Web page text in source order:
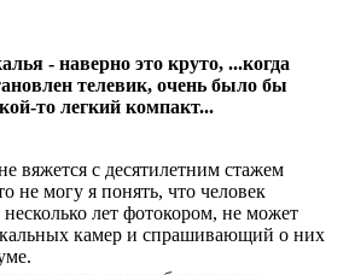
- наверно это круто, ...когда
телевик, очень было бы
то легкий компакт...
вяжется с десятилетним стажем
могу я понять, что человек
лет фотокором, не может
камер и спрашивающий о них